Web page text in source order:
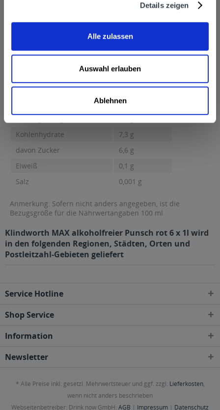
Details zeigen
Alle zulassen
Auswahl erlauben
Ablehnen
<0,1% volmehr
Nährwertangaben
Brennwert
33 kcal / 139 kJ
0,1 g
davon gesättigte Fettsäuren
0,1 g
Kohlenhydrate
7,3 g
davon Zucker
6,6 g
Eiweiß
0,1 g
Salz
0,001 g
Anmerkung: Sofern nicht anders angegeben, ist die
Bezugsgröße für die Nährwertangaben 100 ml
Klindworth MAX alkoholfreier Punsch rot 6 x 1l wird
in den folgenden Regionen, Städten, Orten und
Postleitzahl-Gebieten geliefert
Service Hotline
Shop Service
Information
Newsletter
* Alle Preise inkl. gesetzl. Mehrwertsteuer und ggf. zzgl. Lieferkosten,
wenn nicht anders beschrieben
Webseitenbetreiber: Drink now GmbH: AGB | Impressum | Datenschutz